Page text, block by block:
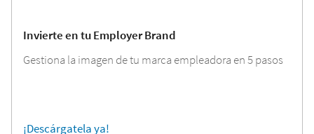
Invierte en tu Employer Brand
Gestiona la imagen de tu marca empleadora en 5 pasos
¡Descárgatela ya!